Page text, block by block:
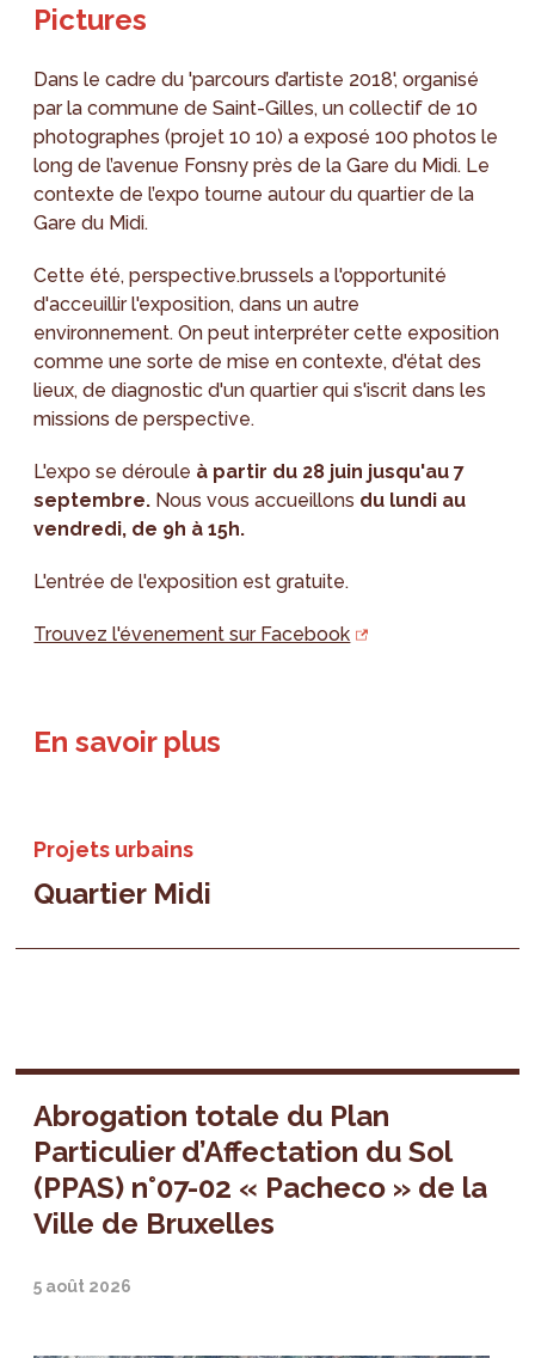
Pictures
Dans le cadre du 'parcours d’artiste 2018', organisé
par la commune de Saint-Gilles, un collectif de 10
photographes (projet 10 10) a exposé 100 photos le
long de l’avenue Fonsny près de la Gare du Midi. Le
contexte de l’expo tourne autour du quartier de la
Gare du Midi.
Cette été, perspective.brussels a l'opportunité
d'acceuillir l'exposition, dans un autre
environnement. On peut interpréter cette exposition
comme une sorte de mise en contexte, d'état des
lieux, de diagnostic d'un quartier qui s'iscrit dans les
missions de perspective.
L'expo se déroule à partir du 28 juin jusqu'au 7
septembre. Nous vous accueillons du lundi au
vendredi, de 9h à 15h.
L'entrée de l'exposition est gratuite.
Trouvez l'évenement sur Facebook
En savoir plus
Projets urbains
Quartier Midi
Abrogation totale du Plan
Particulier d’Affectation du Sol
(PPAS) n°07-02 « Pacheco » de la
Ville de Bruxelles
5 août 2026